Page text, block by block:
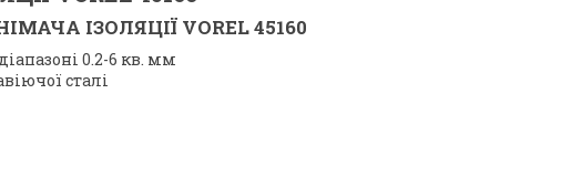
ІЗОЛЯЦІЇ VOREL 45160
0.2-6 кв. мм
сталі